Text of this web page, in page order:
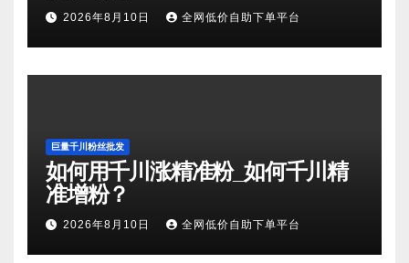
2026年8月10日 全网低价自助下单平台
巨量千川粉丝批发
如何用千川涨精准粉_如何千川精
准增粉？
2026年8月10日 全网低价自助下单平台